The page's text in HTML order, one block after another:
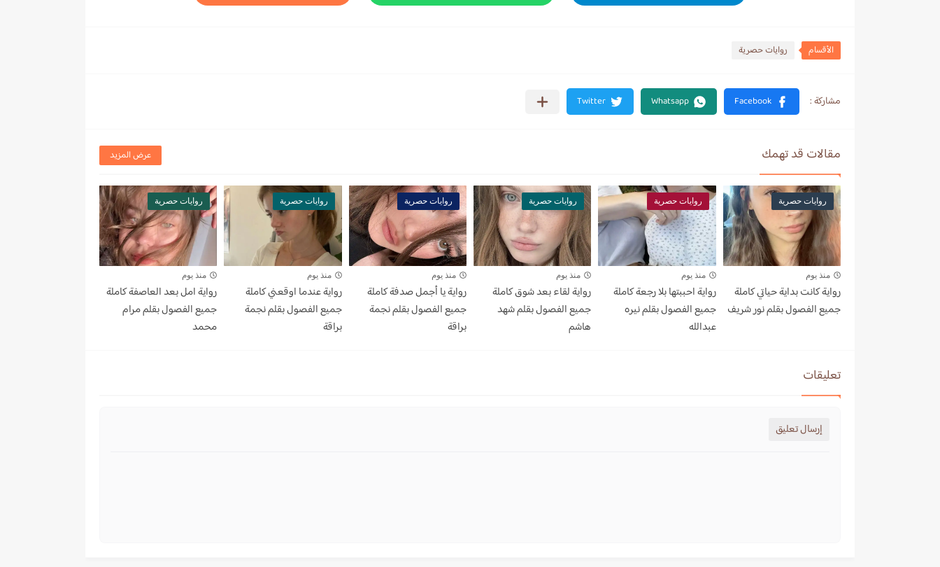
الأقسام روايات حصرية
مقالات قد تهمك عرض المزيد
روايات حصرية
منذ يوم
رواية كانت بداية حياتي كاملة
جميع الفصول بقلم نور شريف
روايات حصرية
منذ يوم
رواية احببتها بلا رجعة كاملة
جميع الفصول بقلم نيره
عبدالله
روايات حصرية
منذ يوم
رواية لقاء بعد شوق كاملة
جميع الفصول بقلم شهد
هاشم
روايات حصرية
منذ يوم
رواية يا أجمل صدفة كاملة
جميع الفصول بقلم نجمة
براقة
روايات حصرية
منذ يوم
رواية عندما اوقعني كاملة
جميع الفصول بقلم نجمة
براقة
روايات حصرية
منذ يوم
رواية امل بعد العاصفة كاملة
جميع الفصول بقلم مرام
محمد
تعليقات
إرسال تعليق